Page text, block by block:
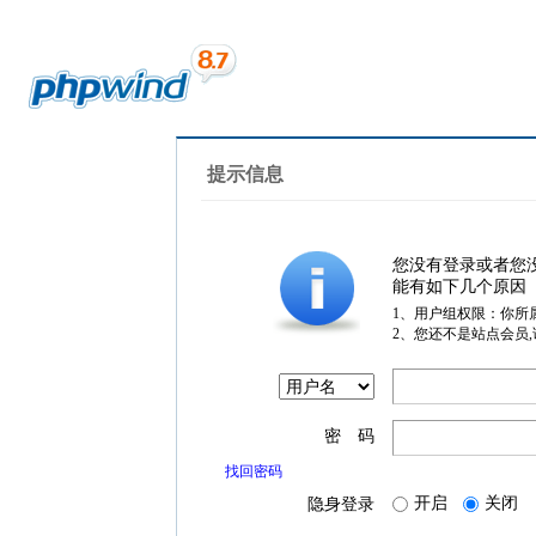
提示信息
您没有登录或者您
能有如下几个原因
1、用户组权限：你所
2、您还不是站点会员
密 码
找回密码
隐身登录 开启 关闭